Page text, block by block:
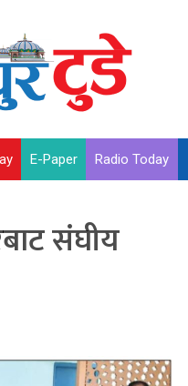
E-Paper Radio Today
संघीय